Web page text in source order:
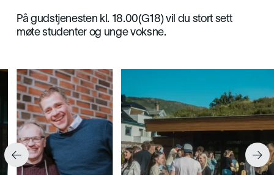
På gudstjenesten kl. 18.00(G18) vil du stort sett
møte studenter og unge voksne.
 